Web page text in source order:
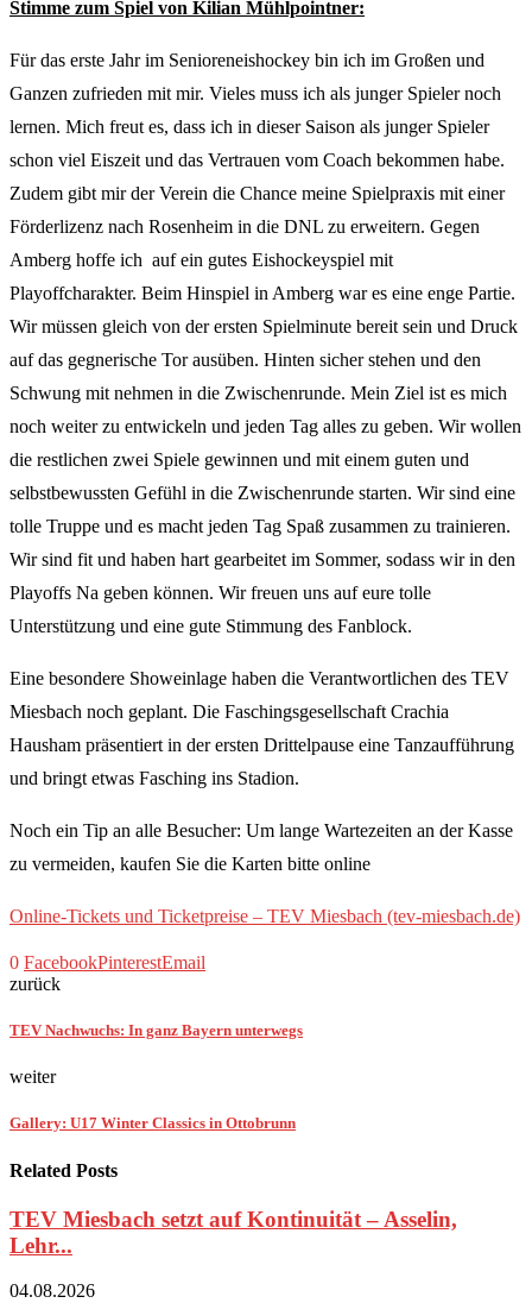
Stimme zum Spiel von Kilian Mühlpointner:
Für das erste Jahr im Senioreneishockey bin ich im Großen und
Ganzen zufrieden mit mir. Vieles muss ich als junger Spieler noch
lernen. Mich freut es, dass ich in dieser Saison als junger Spieler
schon viel Eiszeit und das Vertrauen vom Coach bekommen habe.
Zudem gibt mir der Verein die Chance meine Spielpraxis mit einer
Förderlizenz nach Rosenheim in die DNL zu erweitern. Gegen
Amberg hoffe ich auf ein gutes Eishockeyspiel mit
Playoffcharakter. Beim Hinspiel in Amberg war es eine enge Partie.
Wir müssen gleich von der ersten Spielminute bereit sein und Druck
auf das gegnerische Tor ausüben. Hinten sicher stehen und den
Schwung mit nehmen in die Zwischenrunde. Mein Ziel ist es mich
noch weiter zu entwickeln und jeden Tag alles zu geben. Wir wollen
die restlichen zwei Spiele gewinnen und mit einem guten und
selbstbewussten Gefühl in die Zwischenrunde starten. Wir sind eine
tolle Truppe und es macht jeden Tag Spaß zusammen zu trainieren.
Wir sind fit und haben hart gearbeitet im Sommer, sodass wir in den
Playoffs Na geben können. Wir freuen uns auf eure tolle
Unterstützung und eine gute Stimmung des Fanblock.
Eine besondere Showeinlage haben die Verantwortlichen des TEV
Miesbach noch geplant. Die Faschingsgesellschaft Crachia
Hausham präsentiert in der ersten Drittelpause eine Tanzaufführung
und bringt etwas Fasching ins Stadion.
Noch ein Tip an alle Besucher: Um lange Wartezeiten an der Kasse
zu vermeiden, kaufen Sie die Karten bitte online
Online-Tickets und Ticketpreise – TEV Miesbach (tev-miesbach.de)
0 FacebookPinterestEmail
zurück
TEV Nachwuchs: In ganz Bayern unterwegs
weiter
Gallery: U17 Winter Classics in Ottobrunn
Related Posts
TEV Miesbach setzt auf Kontinuität – Asselin,
Lehr...
04.08.2026